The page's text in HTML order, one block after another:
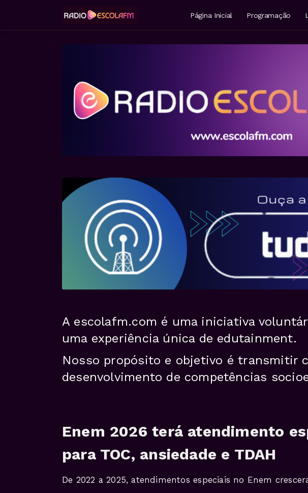
Página Inicial Programação
A escolafm.com é uma iniciativa
uma experiência única de edutainment.
Nosso propósito e objetivo é transmitir
desenvolvimento de competências
Enem 2026 terá atendimento
para TOC, ansiedade e TDAH
De 2022 a 2025, atendimentos especiais no Enem